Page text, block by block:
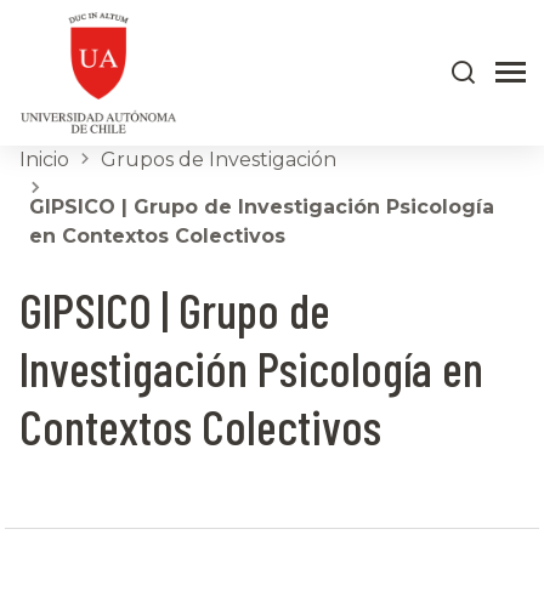
Inicio Grupos de Investigación
GIPSICO | Grupo de Investigación Psicología
en Contextos Colectivos
GIPSICO | Grupo de
Investigación Psicología en
Contextos Colectivos